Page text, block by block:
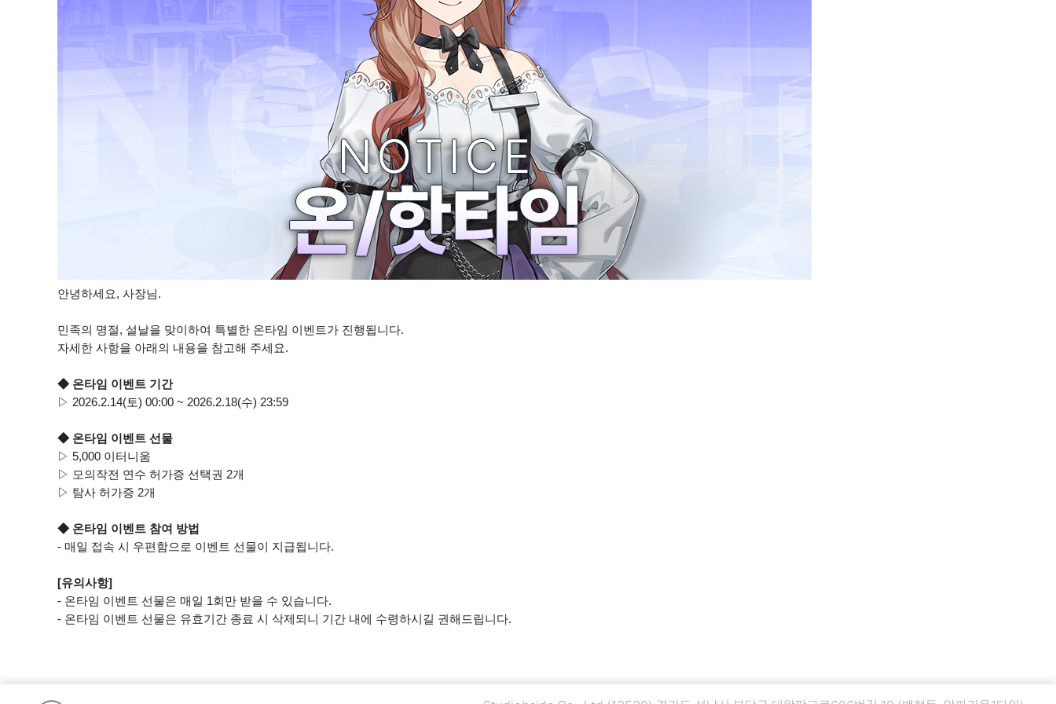
안녕하세요, 사장님.
민족의 명절, 설날을 맞이하여 특별한 온타임 이벤트가 진행됩니다.
자세한 사항을 아래의 내용을 참고해 주세요.
◆ 온타임 이벤트 기간
▷ 2026.2.14(토) 00:00 ~ 2026.2.18(수) 23:59
◆ 온타임 이벤트 선물
▷ 5,000 이터니움
▷ 모의작전 연수 허가증 선택권 2개
▷ 탐사 허가증 2개
◆ 온타임 이벤트 참여 방법
- 매일 접속 시 우편함으로 이벤트 선물이 지급됩니다.
[유의사항]
- 온타임 이벤트 선물은 매일 1회만 받을 수 있습니다.
- 온타임 이벤트 선물은 유효기간 종료 시 삭제되니 기간 내에 수령하시길 권해드립니다.